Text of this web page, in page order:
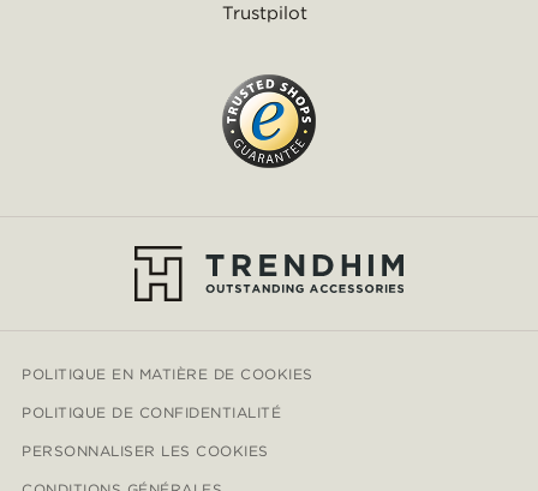
Trustpilot
POLITIQUE EN MATIÈRE DE COOKIES
POLITIQUE DE CONFIDENTIALITÉ
PERSONNALISER LES COOKIES